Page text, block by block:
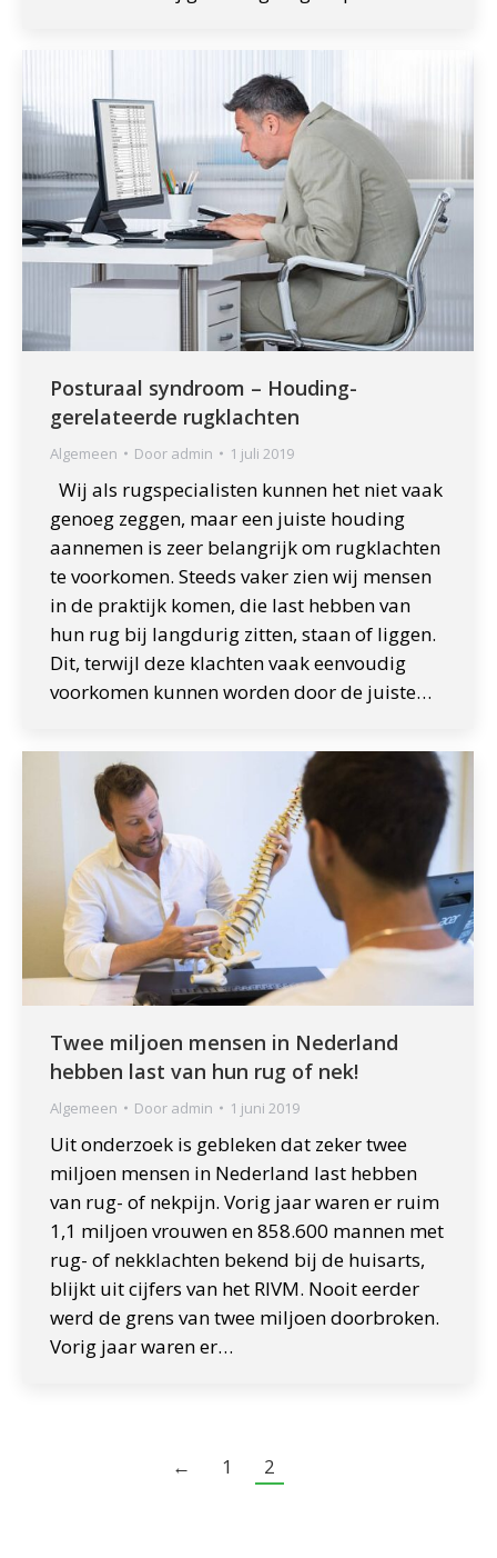
Posturaal syndroom – Houding-
gerelateerde rugklachten
Algemeen Door admin 1 juli 2019
Wij als rugspecialisten kunnen het niet vaak
genoeg zeggen, maar een juiste houding
aannemen is zeer belangrijk om rugklachten
te voorkomen. Steeds vaker zien wij mensen
in de praktijk komen, die last hebben van
hun rug bij langdurig zitten, staan of liggen.
Dit, terwijl deze klachten vaak eenvoudig
voorkomen kunnen worden door de juiste…
Twee miljoen mensen in Nederland
hebben last van hun rug of nek!
Algemeen Door admin 1 juni 2019
Uit onderzoek is gebleken dat zeker twee
miljoen mensen in Nederland last hebben
van rug- of nekpijn. Vorig jaar waren er ruim
1,1 miljoen vrouwen en 858.600 mannen met
rug- of nekklachten bekend bij de huisarts,
blijkt uit cijfers van het RIVM. Nooit eerder
werd de grens van twee miljoen doorbroken.
Vorig jaar waren er…
← 1 2